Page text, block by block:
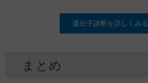
遺伝子診断を詳しくみる
まとめ